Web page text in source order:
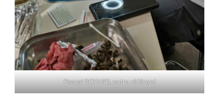
Pascal BOYARD, notre référent